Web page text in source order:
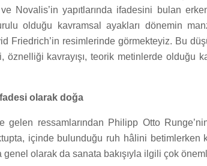
ve Novalis’in yapıtlarında ifadesini bulan
olduğu kavramsal ayakları dönemin
Friedrich’in resimlerinde görmekteyiz. Bu
öznelliği kavrayışı, teorik metinlerde olduğu
olarak doğa
gelen ressamlarından Philipp Otto
içinde bulunduğu ruh hâlini betimlerken
genel olarak da sanata bakışıyla ilgili çok